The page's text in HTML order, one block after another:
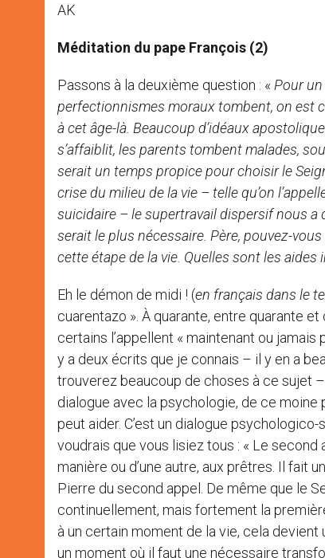
AK
Méditation du pape François (2)
Passons à la deuxième question : « Pour
perfectionnismes moraux tombent, on est
à cet âge-là. Beaucoup d’idéaux
s’affaiblit, les parents tombent malades,
serait un temps propice pour choisir le
crise du milieu de la vie – telle qu’on
suicidaire – le supertravail dispersif nous
serait le plus nécessaire. Père, pouvez-
cette étape de la vie. Quelles sont les aides
Eh le démon de midi ! (en français dans le
cuarentazo ». À quarante, entre quarante et
certains l’appellent « maintenant ou jamais
y a deux écrits que je connais – il y en a
trouverez beaucoup de choses à ce sujet
dialogue avec la psychologie, de ce moine
peut aider. C’est un dialogue
voudrais que vous lisiez tous : « Le second
manière ou d’une autre, aux prêtres. Il fait
Pierre du second appel. De même que le
continuellement, mais fortement la
à un certain moment de la vie, cela devient
un moment où il faut une nécessaire